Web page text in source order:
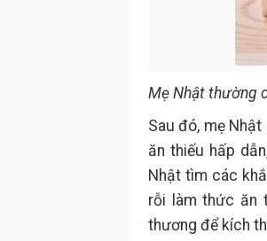
Mẹ Nhật thường
Sau đó, mẹ
ăn thiếu hấp
Nhật tìm các
rỗi làm thức ăn
thương để kích